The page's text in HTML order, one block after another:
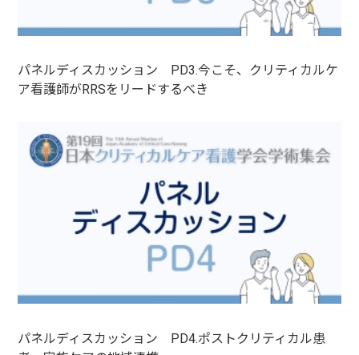
パネルディスカッション PD3.今こそ、クリティカルケ
ア看護師がRRSをリードするべき
パネルディスカッション PD4.ポストクリティカル患